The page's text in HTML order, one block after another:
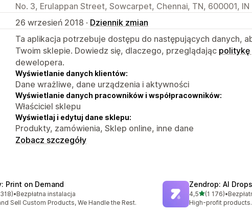
No. 3, Erulappan Street, Sowcarpet, Chennai, TN, 600001, IN
26 wrzesień 2018 · Dziennik zmian
Ta aplikacja potrzebuje dostępu do następujących danych,
Twoim sklepie. Dowiedz się, dlaczego, przeglądając politykę
dewelopera.
Wyświetlanie danych klientów:
Dane wrażliwe, dane urządzenia i aktywności
Wyświetlanie danych pracowników i współpracowników:
Właściciel sklepu
Wyświetlaj i edytuj dane sklepu:
Produkty, zamówienia, Sklep online, inne dane
Zobacz szczegóły
Print on Demand
recenzji: 4318
•Bezpłatna instalacja
Sell Custom Products, We Handle the Rest.
Zendrop: AI
4,5na 5 gwiazdek
(1 176)
Łączna liczba
•
High-profit products.